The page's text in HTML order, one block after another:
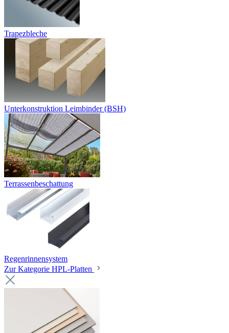
Trapezbleche
Unterkonstruktion Leimbinder (BSH)
Terrassenbeschattung
Regenrinnensystem
Zur Kategorie HPL-Platten